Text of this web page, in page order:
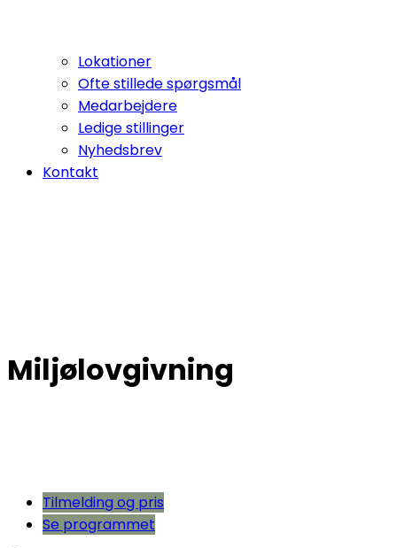
Lokationer
Ofte stillede spørgsmål
Medarbejdere
Ledige stillinger
Nyhedsbrev
Kontakt
Miljølovgivning
Tilmelding og pris
Se programmet